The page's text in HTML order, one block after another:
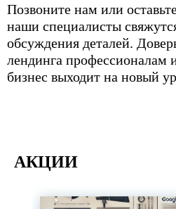
Позвоните нам или
наши специалисты
обсуждения деталей.
лендинга профессионалам
бизнес выходит на новый
АКЦИИ